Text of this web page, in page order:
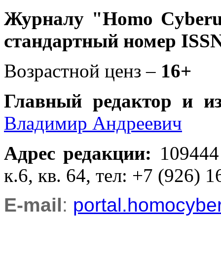
Журналу "Homo
стандартный номер
Возрастной ценз – 16+
Главный редактор и
Владимир Андреевич
Адрес редакции:
к.6, кв. 64, тел: +7 (926)
E-mail: